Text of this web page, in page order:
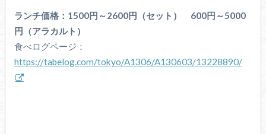
ランチ価格：1500円～2600円（セット） 600円～5000
円（アラカルト）
食べログページ：
https://tabelog.com/tokyo/A1306/A130603/13228890/